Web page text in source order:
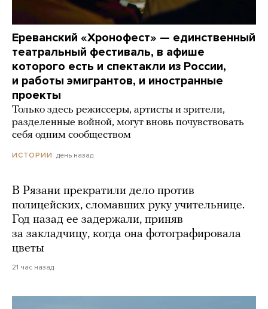
Ереванский «Хронофест» — единственный
театральный фестиваль, в афише
которого есть и спектакли из России,
и работы эмигрантов, и иностранные
проекты
Только здесь режиссеры, артисты и зрители,
разделенные войной, могут вновь почувствовать
себя одним сообществом
ИСТОРИИ день назад
В Рязани прекратили дело против
полицейских, сломавших руку учительнице.
Год назад ее задержали, приняв
за закладчицу, когда она фотографировала
цветы
21 час назад